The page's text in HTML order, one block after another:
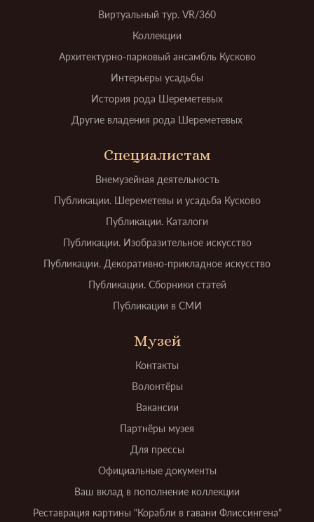
Виртуальный тур. VR/360
Коллекции
Архитектурно-парковый ансамбль Кусково
Интерьеры усадьбы
История рода Шереметевых
Другие владения рода Шереметевых
Специалистам
Внемузейная деятельность
Публикации. Шереметевы и усадьба Кусково
Публикации. Каталоги
Публикации. Изобразительное искусство
Публикации. Декоративно-прикладное искусство
Публикации. Сборники статей
Публикации в СМИ
Музей
Контакты
Волонтёры
Вакансии
Партнёры музея
Для прессы
Официальные документы
Ваш вклад в пополнение коллекции
Реставрация картины "Корабли в гавани Флиссингена"